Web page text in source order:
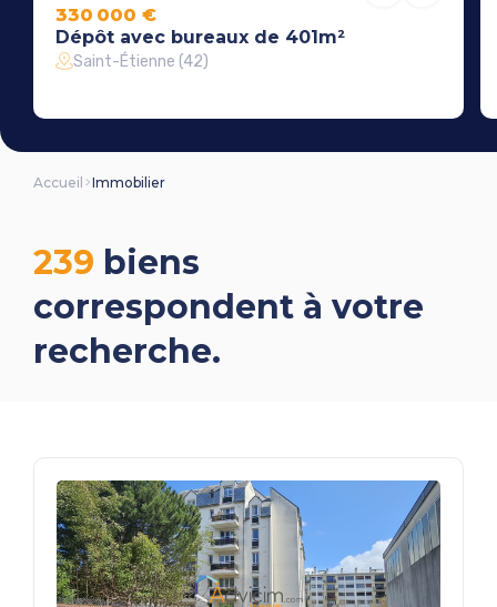
Dépôt avec bureaux de 401m²
330 000 €
Saint-Étienne (42)
Accueil Immobilier
239 biens
correspondent à votre
recherche.